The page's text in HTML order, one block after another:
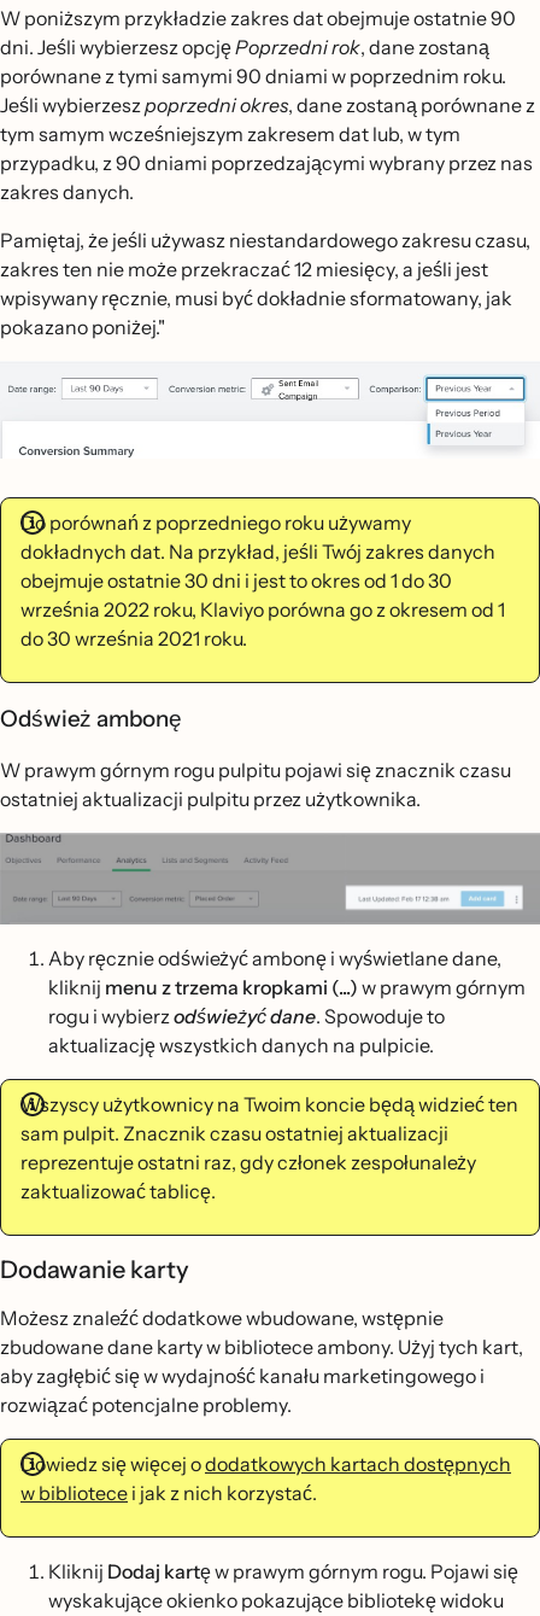
W poniższym przykładzie zakres dat obejmuje ostatnie 90
dni. Jeśli wybierzesz opcjęPoprzedni rok, dane zostaną
porównane z tymi samymi 90 dniami w poprzednim roku.
Jeśli wybierzeszpoprzedni okres, dane zostaną porównane z
tym samym wcześniejszym zakresem dat lub, w tym
przypadku, z 90 dniami poprzedzającymi wybrany przez nas
zakres danych.
Pamiętaj, że jeśli używasz niestandardowego zakresu czasu,
zakres ten nie może przekraczać 12 miesięcy, a jeśli jest
wpisywany ręcznie, musi być dokładnie sformatowany, jak
pokazano poniżej."
Do porównań z poprzedniego roku używamy
dokładnych dat. Na przykład, jeśli Twój zakres danych
obejmuje ostatnie 30 dni i jest to okres od 1 do 30
września 2022 roku, Klaviyo porówna go z okresem od 1
do 30 września 2021 roku.
Odśwież ambonę
W prawym górnym rogu pulpitu pojawi się znacznik czasu
ostatniej aktualizacji pulpitu przez użytkownika.
Aby ręcznie odświeżyć ambonę i wyświetlane dane,
kliknij menu z trzema kropkami (...) w prawym górnym
rogu i wybierzodświeżyć dane. Spowoduje to
aktualizację wszystkich danych na pulpicie.
Wszyscy użytkownicy na Twoim koncie będą widzieć ten
sam pulpit. Znacznik czasu ostatniej aktualizacji
reprezentuje ostatni raz, gdy członek zespołunależy
zaktualizować tablicę.
Dodawanie karty
Możesz znaleźć dodatkowe wbudowane, wstępnie
zbudowane dane karty w bibliotece ambony. Użyj tych kart,
aby zagłębić się w wydajność kanału marketingowego i
rozwiązać potencjalne problemy.
Dowiedz się więcej ododatkowych kartach dostępnych
w bibliotece i jak z nich korzystać.
Kliknij Dodaj kartęw prawym górnym rogu. Pojawi się
wyskakujące okienko pokazujące bibliotekę widoku